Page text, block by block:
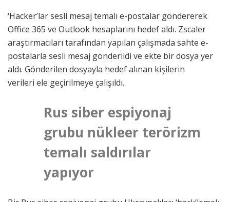
‘Hacker’lar sesli mesaj temalı e-postalar göndererek
Office 365 ve Outlook hesaplarını hedef aldı. Zscaler
araştırmacıları tarafından yapılan çalışmada sahte e-
postalarla sesli mesaj gönderildi ve ekte bir dosya yer
aldı. Gönderilen dosyayla hedef alınan kişilerin
verileri ele geçirilmeye çalışıldı.
Rus siber espiyonaj
grubu nükleer terörizm
temalı saldırılar
yapıyor